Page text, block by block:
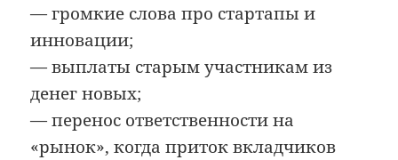
— громкие слова про стартапы и
инновации;
— выплаты старым участникам из
денег новых;
— перенос ответственности на
«рынок», когда приток вкладчиков